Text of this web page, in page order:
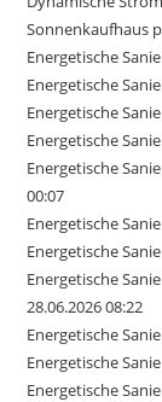
Sonnenkaufhaus
Energetische
Energetische
Energetische
Energetische
Energetische
00:07
Energetische
Energetische
Energetische
28.06.2026 08:22
Energetische
Energetische
Energetische